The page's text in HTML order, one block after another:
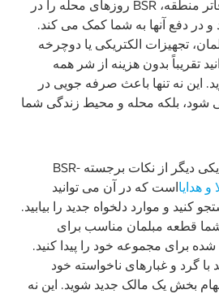
شهر برلین. با همکاری دفاتر منطقه، BSR روزهای محله را در
در دفع آنها به شما کمک می کند.
تجهیزات الکتریکی یا دوچرخه
تقریباً بدون هزینه از شر همه
این نه تنها باعث صرفه جویی در
شود، بلکه محله و محیط زندگی شما
این همه چیز نیست! زیرا یکی دیگر از نکات برجسته BSR-
و هدایااست که در آن می توانید
کنید و موارد دلخواه جدید را بیابید.
قطعه مبلمان مناسب برای
برای مجموعه خود را پیدا کنید.
با گرد و غبارهای ناخواسته خود
بخش یک مالک جدید شوید. این نه